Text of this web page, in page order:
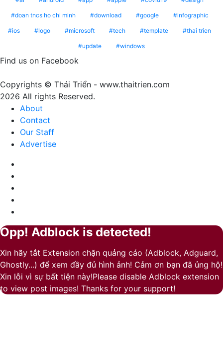
mang
1023
Fuzz
Màu
sự
nhã
nhặn
doan tncs ho chi minh download google infographic
ios logo microsoft tech template thai trien
update windows
Find us on Facebook
Copyrights © Thái Triển - www.thaitrien.com
2026 All rights Reserved.
About
Contact
Our Staff
Advertise
Facebook
Pinterest
Messenger
Messenger
Viber
Back
top
button
Close
Opp! Adblock is detected!
Xin hãy tắt Extension chặn quảng cáo (Adblock, Adguard,
Ghostly...) để xem đầy đủ hình ảnh! Cảm ơn bạn đã ủng hộ!
Xin lỗi vì sự bất tiện này!Please disable Adblock extension
to view post images! Thanks for your support!